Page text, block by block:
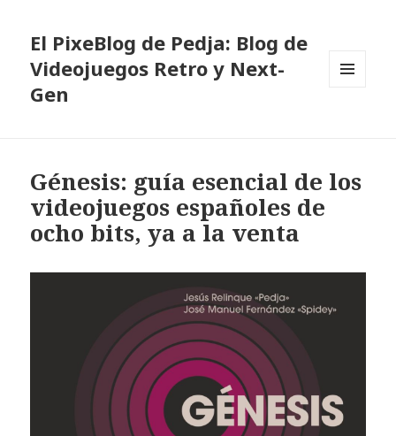
El PixeBlog de Pedja: Blog de
Videojuegos Retro y Next-
Gen
Génesis: guía esencial de los
videojuegos españoles de
ocho bits, ya a la venta